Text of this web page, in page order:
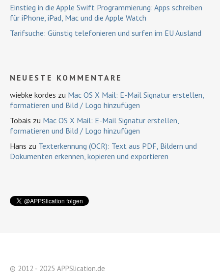
Einstieg in die Apple Swift Programmierung: Apps schreiben
für iPhone, iPad, Mac und die Apple Watch
Tarifsuche: Günstig telefonieren und surfen im EU Ausland
NEUESTE KOMMENTARE
wiebke kordes zu Mac OS X Mail: E-Mail Signatur erstellen,
formatieren und Bild / Logo hinzufügen
Tobais zu Mac OS X Mail: E-Mail Signatur erstellen,
formatieren und Bild / Logo hinzufügen
Hans zu Texterkennung (OCR): Text aus PDF, Bildern und
Dokumenten erkennen, kopieren und exportieren
© 2012 - 2025 APPSlication.de